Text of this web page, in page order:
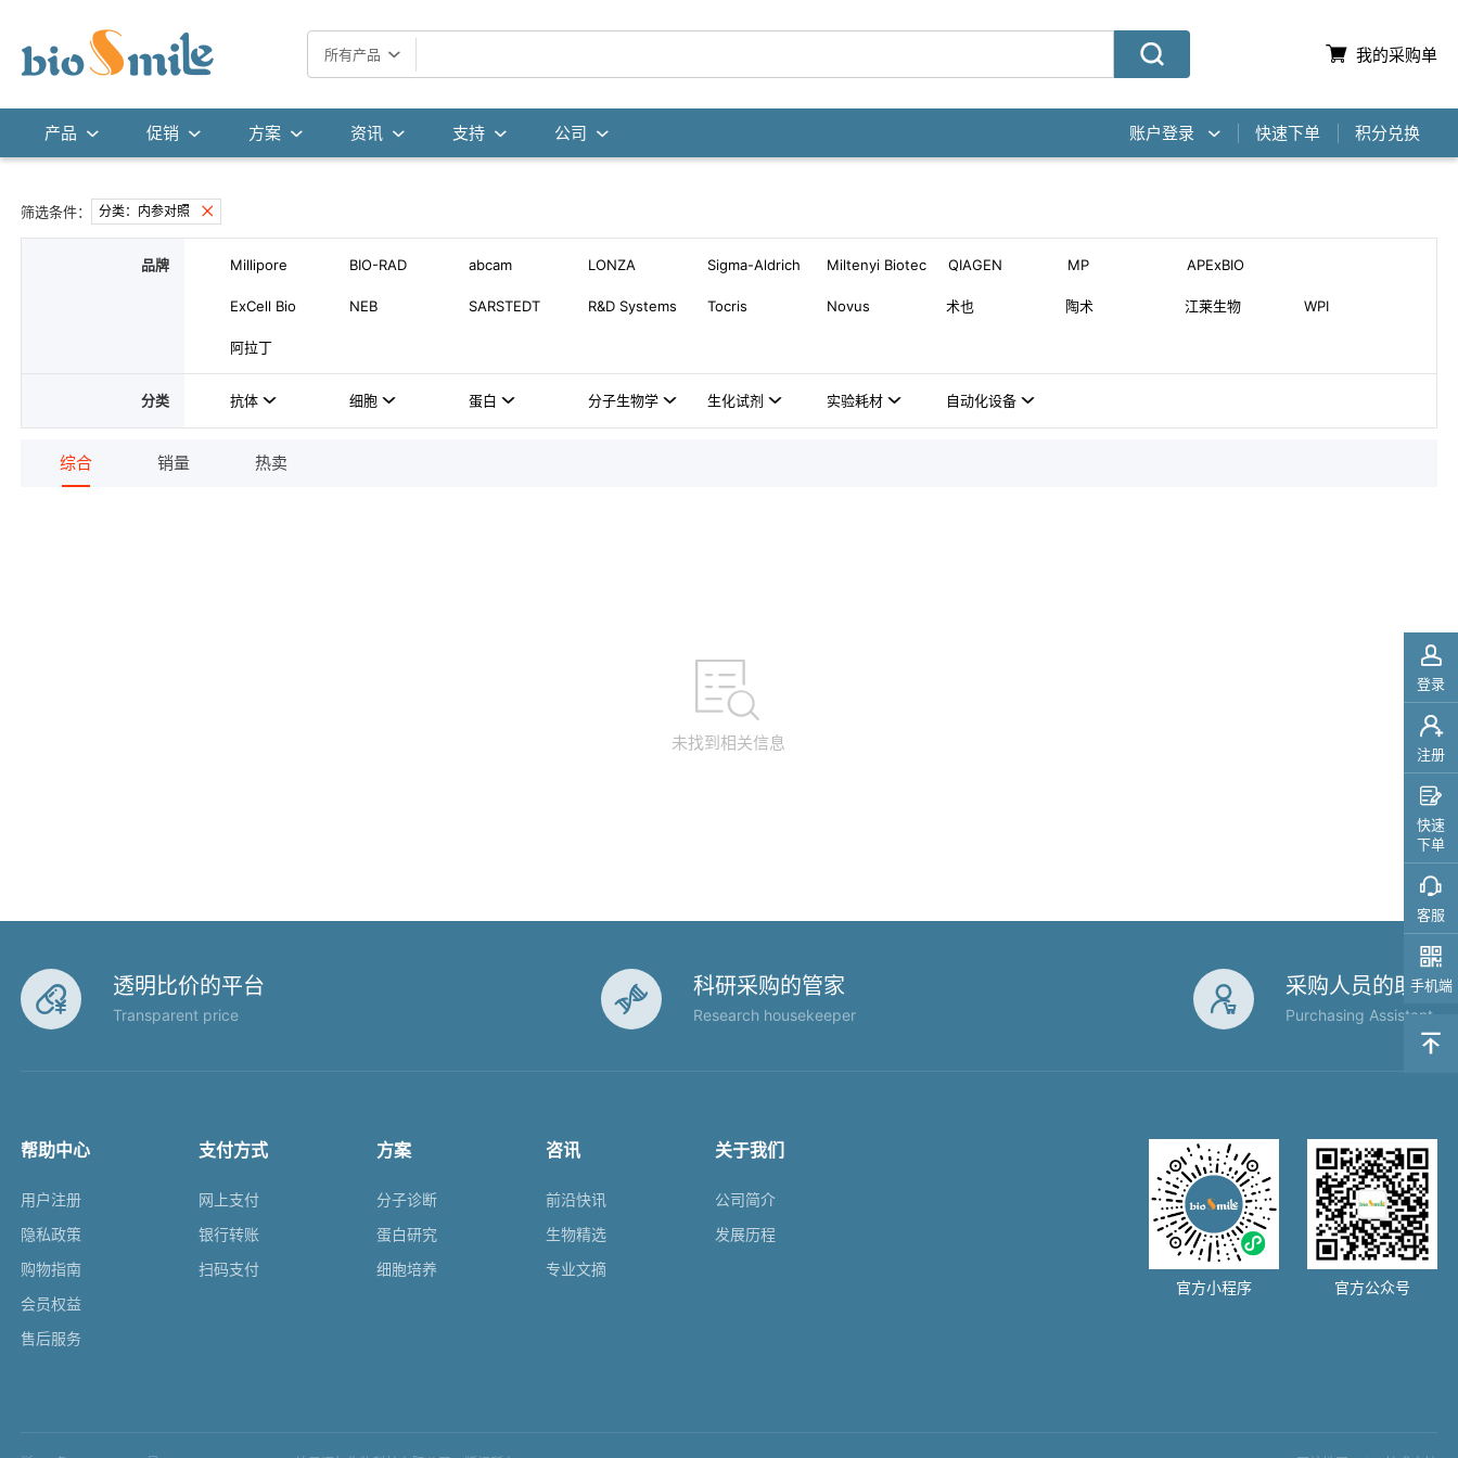
所有产品 我的采购单
产品 促销 方案 资讯 支持 公司 账户登录 快速下单 积分兑换
筛选条件： 分类：内参对照
品牌 Millipore BIO-RAD abcam LONZA Sigma-Aldrich Miltenyi Biotec QIAGEN MP APExBIO
ExCell Bio NEB SARSTEDT R&D Systems Tocris Novus 术也 陶术 江莱生物 WPI
阿拉丁
分类 抗体 细胞 蛋白 分子生物学 生化试剂 实验耗材 自动化设备
综合 销量 热卖
未找到相关信息
 透明比价的平台
Transparent price  科研采购的管家
Research housekeeper  采购人员的助手
Purchasing Assistant
帮助中心
用户注册
隐私政策
购物指南
会员权益
售后服务
支付方式
网上支付
银行转账
扫码支付
方案
分子诊断
蛋白研究
细胞培养
咨讯
前沿快讯
生物精选
专业文摘
关于我们
公司简介
发展历程
官方小程序 官方公众号

登录

注册

快速
下单
客服

手机端
